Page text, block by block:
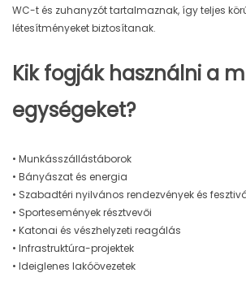
WC-t és zuhanyzót tartalmaznak, így teljes
létesítményeket biztosítanak.
Kik fogják használni a
egységeket?
• Munkásszállástáborok
• Bányászat és energia
• Szabadtéri nyilvános rendezvények és
• Sportesemények résztvevői
• Katonai és vészhelyzeti reagálás
• Infrastruktúra-projektek
• Ideiglenes lakóövezetek